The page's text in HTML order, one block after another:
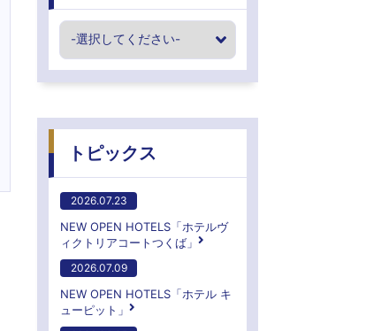
トピックス
2026.07.23
NEW OPEN HOTELS「ホテルヴ
ィクトリアコートつくば」
2026.07.09
NEW OPEN HOTELS「ホテル キ
ューピット」